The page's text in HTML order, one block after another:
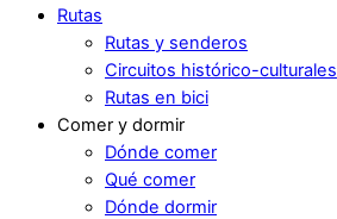
Rutas
Rutas y senderos
Circuitos histórico-culturales
Rutas en bici
Comer y dormir
Dónde comer
Qué comer
Dónde dormir